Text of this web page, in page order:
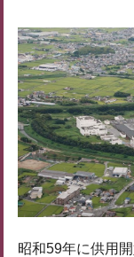
昭和59年に供用